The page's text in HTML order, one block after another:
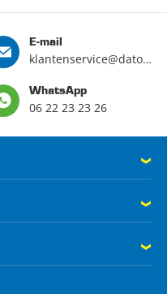
E-mail
klantenservice@datona.nl
WhatsApp
06 22 23 23 26